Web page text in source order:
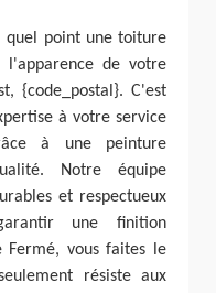
quel point une toiture
de votre
{code_postal}. C'est
à votre service
à une peinture
Notre équipe
et respectueux
une finition
Fermé, vous faites le
résiste aux